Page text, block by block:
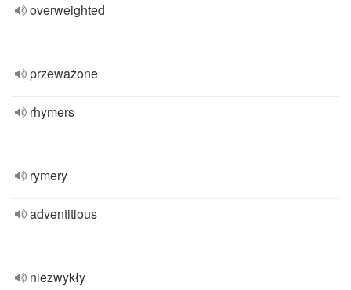
overweighted
przeważone
rhymers
rymery
adventitious
niezwykły